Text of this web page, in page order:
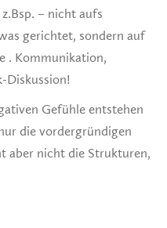
– nicht aufs
gerichtet, sondern auf
. Kommunikation,
Diskussion!
Gefühle entstehen
die vordergründigen
aber nicht die Strukturen,